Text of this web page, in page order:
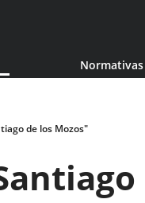
up
Normativas
de los Mozos"